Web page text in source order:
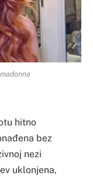
hitno
bez
nezi
uklonjena,